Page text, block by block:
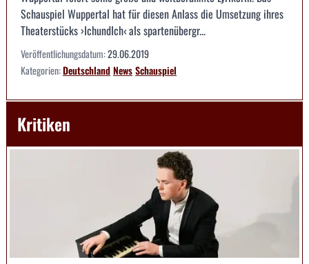
Schauspiel Wuppertal hat für diesen Anlass die Umsetzung ihres
Theaterstücks ›IchundIch‹ als spartenübergr...
Veröffentlichungsdatum:29.06.2019
Kategorien:DeutschlandNewsSchauspiel
Kritiken